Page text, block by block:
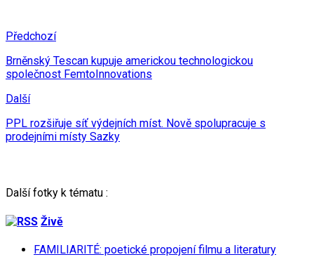
Předchozí
Brněnský Tescan kupuje americkou technologickou
společnost FemtoInnovations
Další
PPL rozšiřuje síť výdejních míst. Nově spolupracuje s
prodejními místy Sazky
Další fotky k tématu :
Živě
FAMILIARITÉ: poetické propojení filmu a literatury